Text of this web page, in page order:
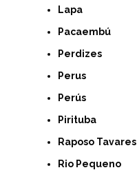
Lapa
Pacaembú
Perdizes
Perus
Perús
Pirituba
Raposo Tavares
Rio Pequeno